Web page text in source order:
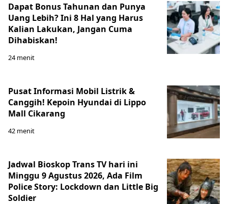
Dapat Bonus Tahunan dan Punya
Uang Lebih? Ini 8 Hal yang Harus
Kalian Lakukan, Jangan Cuma
Dihabiskan!
24 menit
Pusat Informasi Mobil Listrik &
Canggih! Kepoin Hyundai di Lippo
Mall Cikarang
42 menit
Jadwal Bioskop Trans TV hari ini
Minggu 9 Agustus 2026, Ada Film
Police Story: Lockdown dan Little Big
Soldier